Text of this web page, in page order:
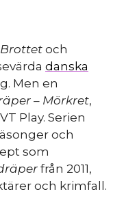
Brottet och
danska
Men en
– Mörkret,
Play. Serien
och
som
från 2011,
och krimfall.